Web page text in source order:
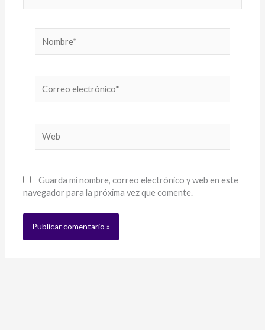
electrónico*
Guarda mi nombre, correo electrónico y web en este
navegador para la próxima vez que comente.